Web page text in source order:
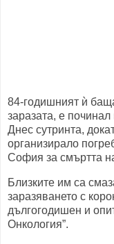
84-годишният ѝ
заразата, е
Днес сутринта,
организирало
София за смъртта
Близките им са
заразяването с
дългогодишен и
Онкология”.